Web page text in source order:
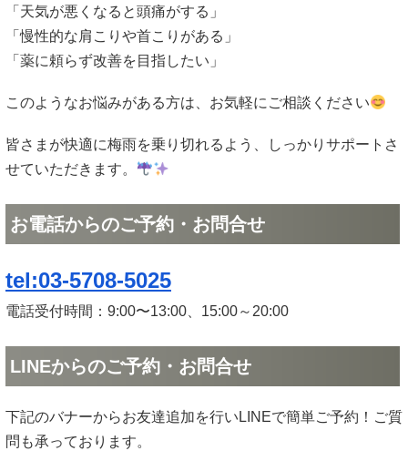
「天気が悪くなると頭痛がする」
「慢性的な肩こりや首こりがある」
「薬に頼らず改善を目指したい」
このようなお悩みがある方は、お気軽にご相談ください
皆さまが快適に梅雨を乗り切れるよう、しっかりサポートさ
せていただきます。
お電話からのご予約・お問合せ
tel:03-5708-5025
電話受付時間：9:00〜13:00、15:00～20:00
LINEからのご予約・お問合せ
下記のバナーからお友達追加を行いLINEで簡単ご予約！ご質
問も承っております。